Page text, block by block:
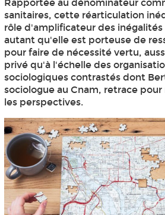
Rapportée au dénominateur
sanitaires, cette réarticulation
rôle d'amplificateur des
autant qu'elle est porteuse de
pour faire de nécessité vertu,
privé qu'à l'échelle des
sociologiques contrastés dont
sociologue au Cnam, retrace
les perspectives.